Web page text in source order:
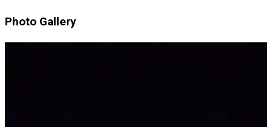
Photo Gallery